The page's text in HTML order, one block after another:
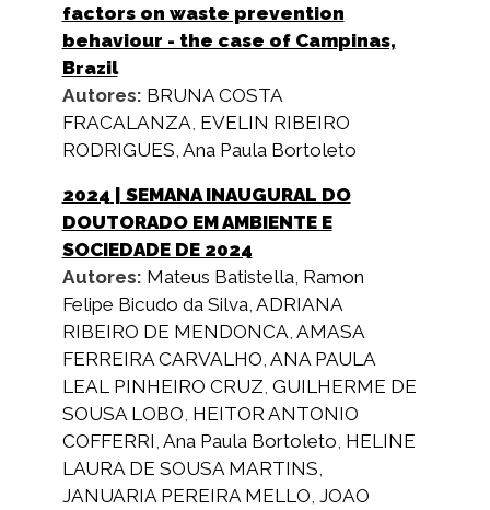
factors on waste prevention
behaviour - the case of Campinas,
Brazil
Autores: BRUNA COSTA
FRACALANZA EVELIN RIBEIRO
RODRIGUES Ana Paula Bortoleto
2024 | SEMANA INAUGURAL DO
DOUTORADO EM AMBIENTE E
SOCIEDADE DE 2024
Autores: Mateus Batistella, Ramon
Felipe Bicudo da Silva, ADRIANA
RIBEIRO DE MENDONCA AMASA
FERREIRA CARVALHO ANA PAULA
LEAL PINHEIRO CRUZ GUILHERME DE
SOUSA LOBO HEITOR ANTONIO
COFFERRI Ana Paula Bortoleto HELINE
LAURA DE SOUSA MARTINS
JANUARIA PEREIRA MELLO JOAO